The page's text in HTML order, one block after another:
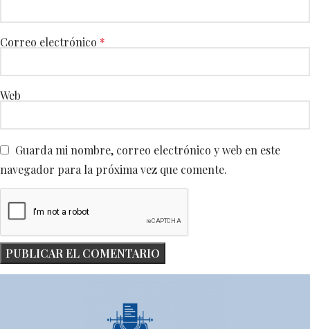
Correo electrónico *
Web
Guarda mi nombre, correo electrónico y web en este
navegador para la próxima vez que comente.